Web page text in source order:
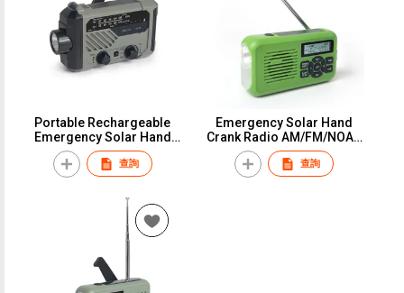
Portable Rechargeable
Emergency Solar Hand
Crank Radio WB/NOAA with
Phone Charger
查詢
Emergency Solar Hand
Crank Radio AM/FM/NOAA
Alert Survival Portable
Radio查詢